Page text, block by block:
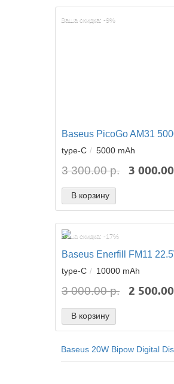
Ваша скидка: -9%
Baseus PicoGo AM31
type-C 5000 mAh
3 300.00 р. 3
В корзину
Ваша скидка: -17%
Baseus Enerfill FM11
type-C 10000 mAh
3 000.00 р. 2
В корзину
Baseus 20W Bipow Digital